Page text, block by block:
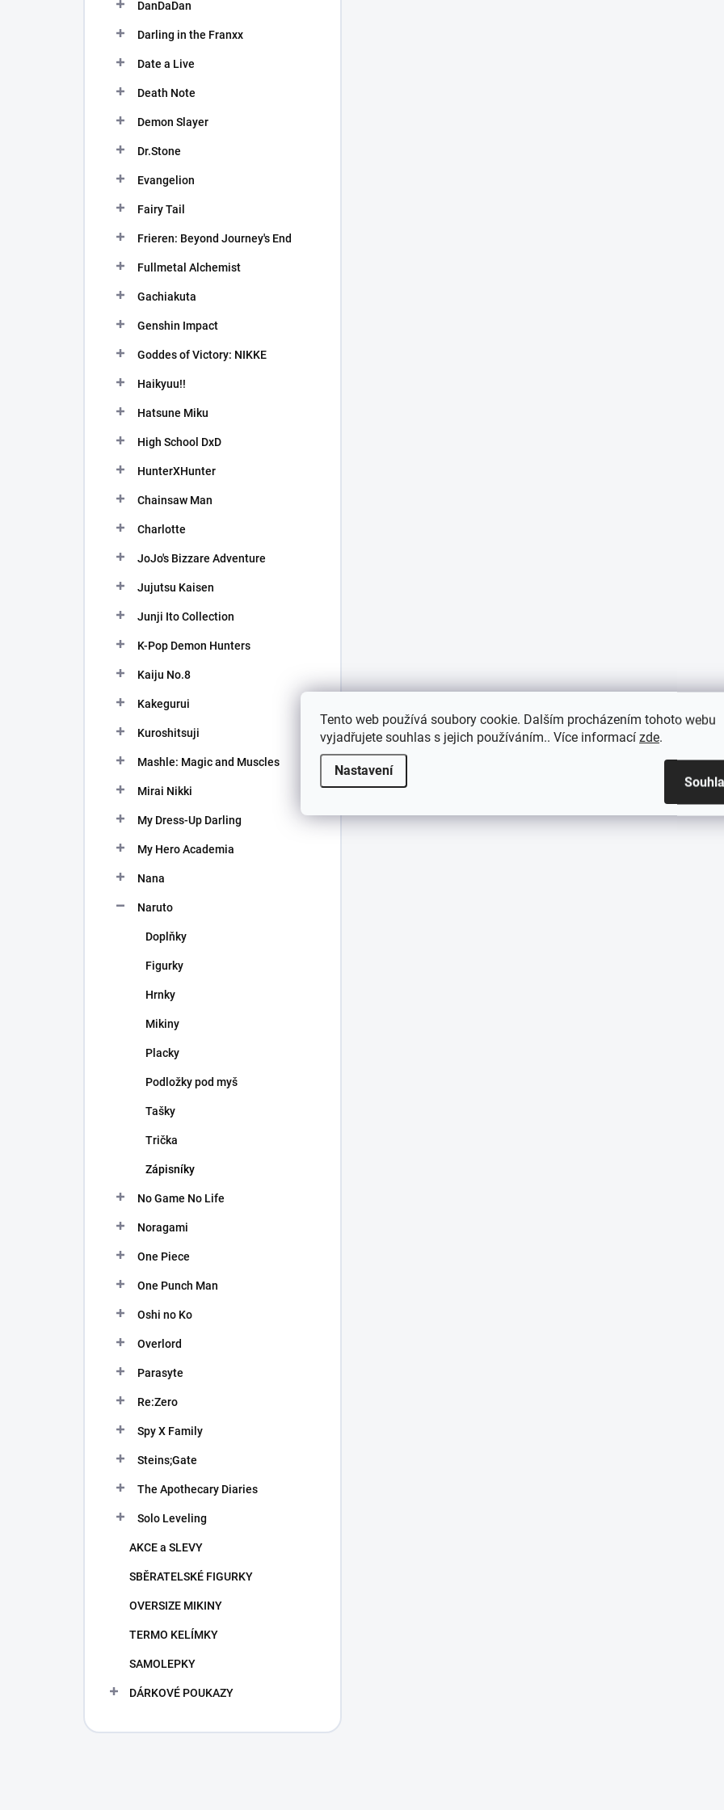
Tento web používá soubory cookie. Dalším procházením tohoto webu
vyjadřujete souhlas s jejich používáním.. Více informací zde.
Nastavení
DanDaDan
Darling in the Franxx
Date a Live
Death Note
Demon Slayer
Dr.Stone
Evangelion
Fairy Tail
Frieren: Beyond Journey's End
Fullmetal Alchemist
Gachiakuta
Genshin Impact
Goddes of Victory: NIKKE
Haikyuu!!
Hatsune Miku
High School DxD
HunterXHunter
Chainsaw Man
Charlotte
JoJo's Bizzare Adventure
Jujutsu Kaisen
Junji Ito Collection
K-Pop Demon Hunters
Kaiju No.8
Kakegurui
Kuroshitsuji
Mashle: Magic and Muscles
Mirai Nikki
My Dress-Up Darling
My Hero Academia
Nana
Naruto
Doplňky
Figurky
Hrnky
Mikiny
Placky
Podložky pod myš
Tašky
Trička
Zápisníky
No Game No Life
Noragami
One Piece
One Punch Man
Oshi no Ko
Overlord
Parasyte
Re:Zero
Spy X Family
Steins;Gate
The Apothecary Diaries
Solo Leveling
AKCE a SLEVY
SBĚRATELSKÉ FIGURKY
OVERSIZE MIKINY
TERMO KELÍMKY
SAMOLEPKY
DÁRKOVÉ POUKAZY